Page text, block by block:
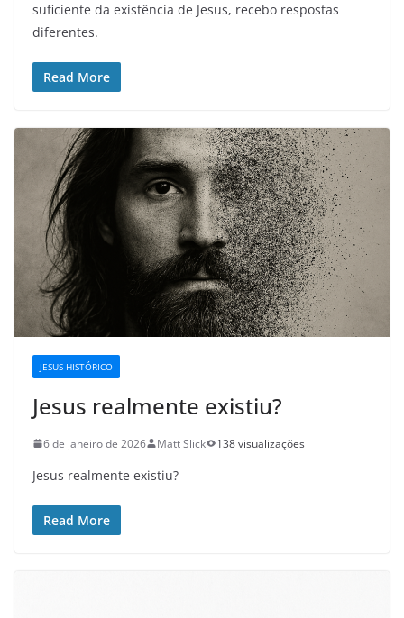
suficiente da existência de Jesus, recebo respostas
diferentes.
Read More
JESUS HISTÓRICO
Jesus realmente existiu?
6 de janeiro de 2026 Matt Slick 138 visualizações
Jesus realmente existiu?
Read More